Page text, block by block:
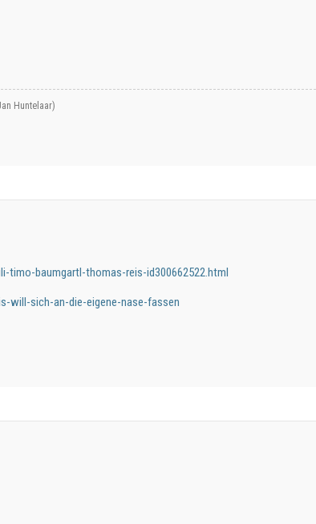
Huntelaar)
baumgartl-thomas-reis-id300662522.html
will-sich-an-die-eigene-nase-fassen